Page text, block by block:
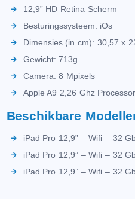
12,9” HD Retina Scherm
Besturingssysteem: iOs
Dimensies (in cm): 30,57 x
Gewicht: 713g
Camera: 8 Mpixels
Apple A9 2,26 Ghz Processor
Beschikbare
iPad Pro 12,9” – Wifi – 32
iPad Pro 12,9” – Wifi – 32
iPad Pro 12,9” – Wifi – 32